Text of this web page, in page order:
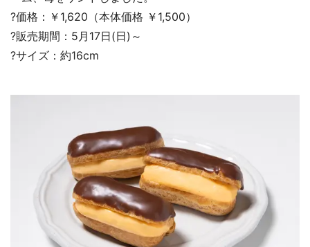
?価格：￥1,620（本体価格 ￥1,500）
?販売期間：5月17日(日)～
?サイズ：約16cm